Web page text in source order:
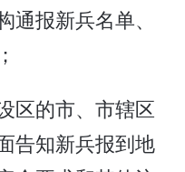
报新兵名单、
区的市、市辖区
告知新兵报到地